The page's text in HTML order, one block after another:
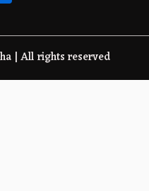
| All rights reserved